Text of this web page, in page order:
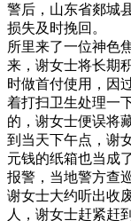
警后，山东省郯城
损失及时挽回。
所里来了一位神色
来，谢女士将长期
时做首付使用，因
着打扫卫生处理一
的，谢女士便误
到当天下午点，谢
元钱的纸箱也当成
报警，当地警方查
谢女士大约听出收
人，谢女士赶紧赶